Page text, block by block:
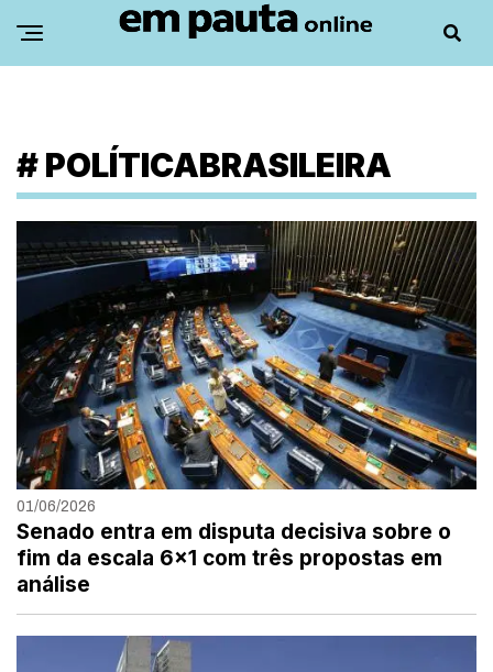
#POLÍTICABRASILEIRA
01/06/2026
Senado entra em disputa decisiva sobre o
fim da escala 6×1 com três propostas em
análise